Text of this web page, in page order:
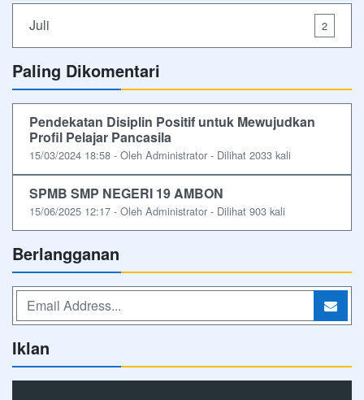
Juli 2
Paling Dikomentari
Pendekatan Disiplin Positif untuk Mewujudkan
Profil Pelajar Pancasila
15/03/2024 18:58 - Oleh Administrator - Dilihat 2033 kali
SPMB SMP NEGERI 19 AMBON
15/06/2025 12:17 - Oleh Administrator - Dilihat 903 kali
Berlangganan
Iklan